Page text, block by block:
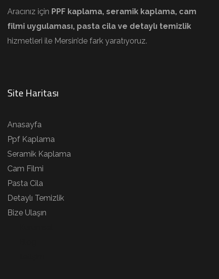
Aracınız için PPF kaplama, seramik kaplama, cam
filmi uygulaması, pasta cila ve detaylı temizlik
hizmetleri ile Mersin’de fark yaratıyoruz.
Site Haritası
Anasayfa
Ppf Kaplama
Seramik Kaplama
Cam Filmi
Pasta Cila
Detaylı Temizlik
Bize Ulaşın